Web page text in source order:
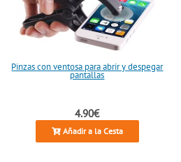
Pinzas con ventosa para abrir y despegar
pantallas
4.90€
Añadir a la Cesta